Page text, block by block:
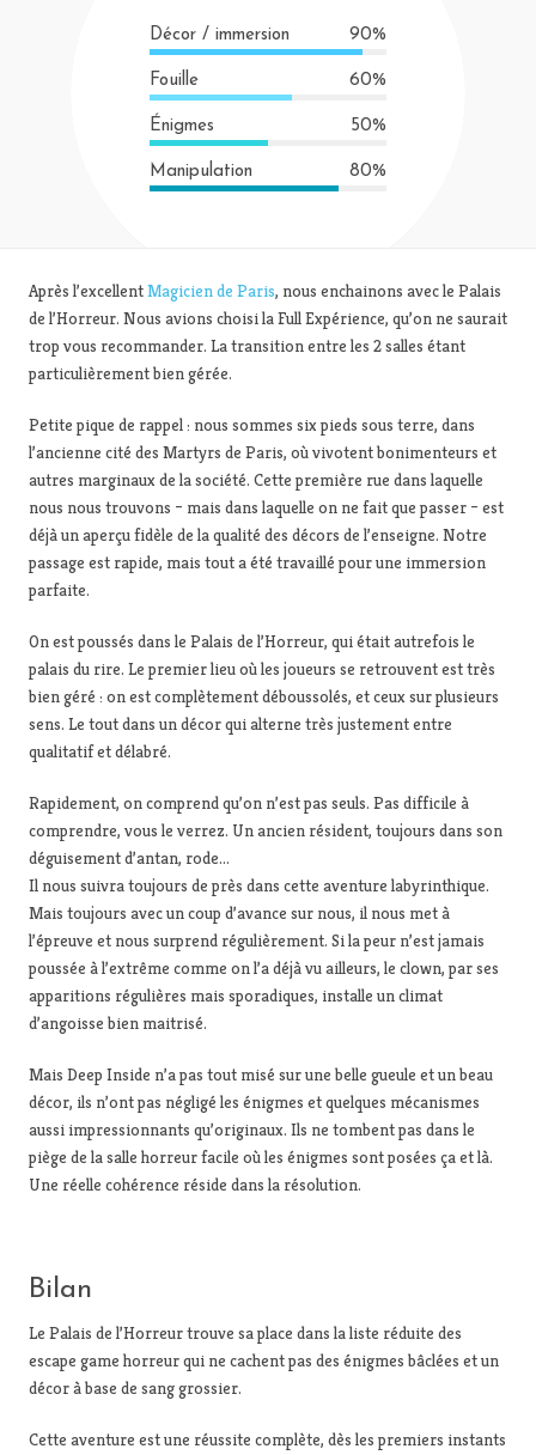
Décor / immersion 90%
Fouille 60%
Énigmes 50%
Manipulation 80%
Après l’excellentMagicien de Paris, nous enchainons avec le Palais
de l’Horreur. Nous avions choisi la Full Expérience, qu’on ne saurait
trop vous recommander. La transition entre les 2 salles étant
particulièrement bien gérée.
Petite pique de rappel : nous sommes six pieds sous terre, dans
l’ancienne cité des Martyrs de Paris, où vivotent bonimenteurs et
autres marginaux de la société. Cette première rue dans laquelle
nous nous trouvons – mais dans laquelle on ne fait que passer – est
déjà un aperçu fidèle de la qualité des décors de l’enseigne. Notre
passage est rapide, mais tout a été travaillé pour une immersion
parfaite.
On est poussés dans le Palais de l’Horreur, qui était autrefois le
palais du rire. Le premier lieu où les joueurs se retrouvent est très
bien géré : on est complètement déboussolés, et ceux sur plusieurs
sens. Le tout dans un décor qui alterne très justement entre
qualitatif et délabré.
Rapidement, on comprend qu’on n’est pas seuls. Pas difficile à
comprendre, vous le verrez. Un ancien résident, toujours dans son
déguisement d’antan, rode…
Il nous suivra toujours de près dans cette aventure labyrinthique.
Mais toujours avec un coup d’avance sur nous, il nous met à
l’épreuve et nous surprend régulièrement. Si la peur n’est jamais
poussée à l’extrême comme on l’a déjà vu ailleurs, le clown, par ses
apparitions régulières mais sporadiques, installe un climat
d’angoisse bien maitrisé.
Mais Deep Inside n’a pas tout misé sur une belle gueule et un beau
décor, ils n’ont pas négligé les énigmes et quelques mécanismes
aussi impressionnants qu’originaux. Ils ne tombent pas dans le
piège de la salle horreur facile où les énigmes sont posées ça et là.
Une réelle cohérence réside dans la résolution.
Bilan
Le Palais de l’Horreur trouve sa place dans la liste réduite des
escape game horreur qui ne cachent pas des énigmes bâclées et un
décor à base de sang grossier.
Cette aventure est une réussite complète, dès les premiers instants